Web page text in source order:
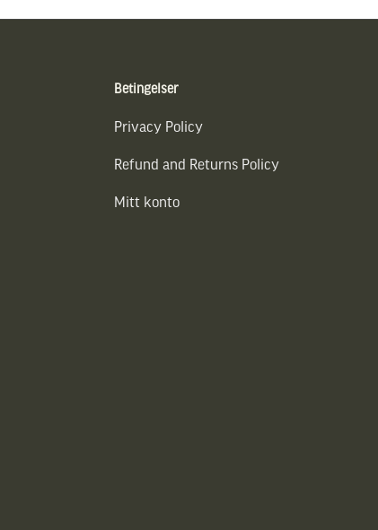
Betingelser
Privacy Policy
Refund and Returns Policy
Mitt konto